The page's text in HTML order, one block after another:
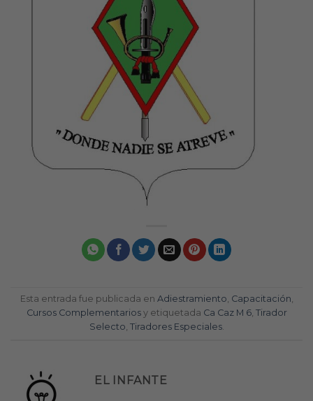
Esta entrada fue publicada en Adiestramiento, Capacitación,
Cursos Complementariosy etiquetada Ca Caz M 6, Tirador
Selecto, Tiradores Especiales.
EL INFANTE